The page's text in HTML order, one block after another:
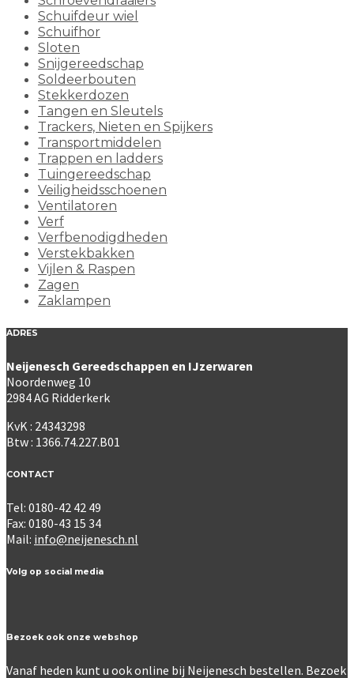
Schuifdeur wiel
Schuifhor
Sloten
Snijgereedschap
Soldeerbouten
Stekkerdozen
Tangen en Sleutels
Trackers, Nieten en Spijkers
Transportmiddelen
Trappen en ladders
Tuingereedschap
Veiligheidsschoenen
Ventilatoren
Verf
Verfbenodigdheden
Verstekbakken
Vijlen & Raspen
Zagen
Zaklampen
ADRES
Neijenesch Gereedschappen en IJzerwaren
Noordenweg 10
2984 AG Ridderkerk
KvK : 24343298
Btw : 1366.74.227.B01
CONTACT
Tel: 0180-42 42 49
Fax: 0180-43 15 34
Mail: info@neijenesch.nl
Volg op social media
Bezoek ook onze webshop
Vanaf heden kunt u ook online bij Neijenesch bestellen. Bezoek